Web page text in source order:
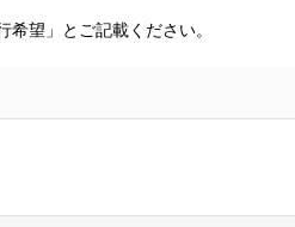
望」とご記載ください。